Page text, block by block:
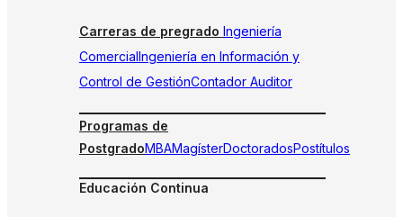
Carreras de pregrado Ingeniería
ComercialIngeniería en Información y
Control de GestiónContador Auditor
Programas de
PostgradoMBAMagísterDoctoradosPostítulos
Educación Continua